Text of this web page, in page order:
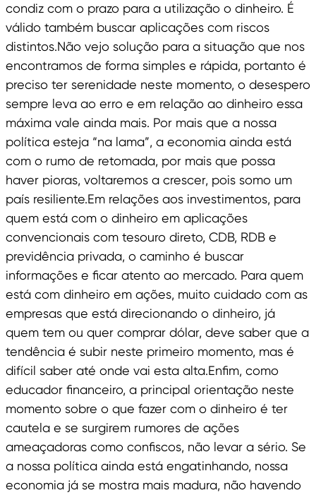
condiz com o prazo para a utilização o dinheiro. É
válido também buscar aplicações com riscos
distintos.Não vejo solução para a situação que nos
encontramos de forma simples e rápida, portanto é
preciso ter serenidade neste momento, o desespero
sempre leva ao erro e em relação ao dinheiro essa
máxima vale ainda mais. Por mais que a nossa
política esteja “na lama”, a economia ainda está
com o rumo de retomada, por mais que possa
haver pioras, voltaremos a crescer, pois somo um
país resiliente.Em relações aos investimentos, para
quem está com o dinheiro em aplicações
convencionais com tesouro direto, CDB, RDB e
previdência privada, o caminho é buscar
informações e ficar atento ao mercado. Para quem
está com dinheiro em ações, muito cuidado com as
empresas que está direcionando o dinheiro, já
quem tem ou quer comprar dólar, deve saber que a
tendência é subir neste primeiro momento, mas é
difícil saber até onde vai esta alta.Enfim, como
educador financeiro, a principal orientação neste
momento sobre o que fazer com o dinheiro é ter
cautela e se surgirem rumores de ações
ameaçadoras como confiscos, não levar a sério. Se
a nossa política ainda está engatinhando, nossa
economia já se mostra mais madura, não havendo